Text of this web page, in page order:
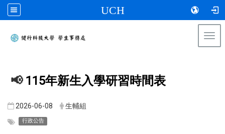
UCH
📢115年新生入學研習時間表
2026-06-08 生輔組
行政公告